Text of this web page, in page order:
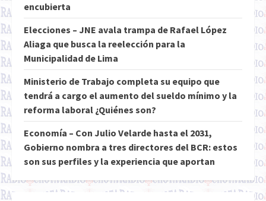
encubierta
Elecciones – JNE avala trampa de Rafael López
Aliaga que busca la reelección para la
Municipalidad de Lima
Ministerio de Trabajo completa su equipo que
tendrá a cargo el aumento del sueldo mínimo y la
reforma laboral ¿Quiénes son?
Economía – Con Julio Velarde hasta el 2031,
Gobierno nombra a tres directores del BCR: estos
son sus perfiles y la experiencia que aportan